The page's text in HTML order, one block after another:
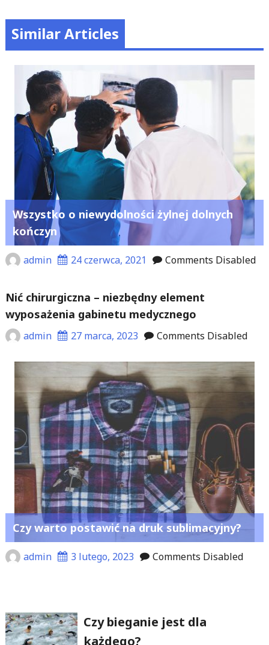
Similar Articles
Wszystko o niewydolności żylnej dolnych
kończyn
admin 24 czerwca, 2021 Comments Disabled
Nić chirurgiczna – niezbędny element
wyposażenia gabinetu medycznego
admin 27 marca, 2023 Comments Disabled
Czy warto postawić na druk sublimacyjny?
admin 3 lutego, 2023 Comments Disabled
Czy bieganie jest dla
każdego?